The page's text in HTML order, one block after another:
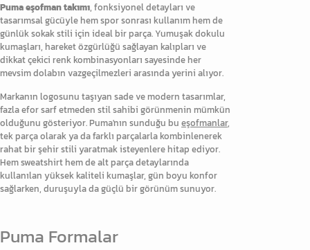
Puma eşofman takımı, fonksiyonel detayları ve
tasarımsal gücüyle hem spor sonrası kullanım hem de
günlük sokak stili için ideal bir parça. Yumuşak dokulu
kumaşları, hareket özgürlüğü sağlayan kalıpları ve
dikkat çekici renk kombinasyonları sayesinde her
mevsim dolabın vazgeçilmezleri arasında yerini alıyor.
Markanın logosunu taşıyan sade ve modern tasarımlar,
fazla efor sarf etmeden stil sahibi görünmenin mümkün
olduğunu gösteriyor. Puma'nın sunduğu bu eşofmanlar,
tek parça olarak ya da farklı parçalarla kombinlenerek
rahat bir şehir stili yaratmak isteyenlere hitap ediyor.
Hem sweatshirt hem de alt parça detaylarında
kullanılan yüksek kaliteli kumaşlar, gün boyu konfor
sağlarken, duruşuyla da güçlü bir görünüm sunuyor.
Puma Formalar